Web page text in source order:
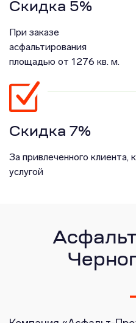
Скидка 5%
При заказе
асфальтирования
площадью от 1276 кв. м.
Скидка 7%
За привлеченного клиента,
услугой